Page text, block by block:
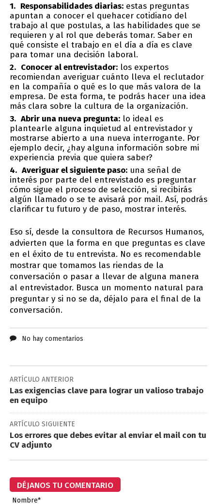
Responsabilidades diarias: estas preguntas
apuntan a conocer el quehacer cotidiano del
trabajo al que postulas, a las habilidades que se
requieren y al rol que deberás tomar. Saber en
qué consiste el trabajo en el día a día es clave
para tomar una decisión laboral.
Conocer al entrevistador: los expertos
recomiendan averiguar cuánto lleva el reclutador
en la compañía o qué es lo que más valora de la
empresa. De esta forma, te podrás hacer una idea
más clara sobre la cultura de la organización.
Abrir una nueva pregunta: lo ideal es
plantearle alguna inquietud al entrevistador y
mostrarse abierto a una nueva interrogante. Por
ejemplo decir, ¿hay alguna información sobre mi
experiencia previa que quiera saber?
Averiguar el siguiente paso: una señal de
interés por parte del entrevistado es preguntar
cómo sigue el proceso de selección, si recibirás
algún llamado o se te avisará por mail. Así, podrás
clarificar tu futuro y de paso, mostrar interés.
Eso sí, desde la consultora de Recursos Humanos,
advierten que la forma en que preguntas es clave
en el éxito de tu entrevista. No es recomendable
mostrar que tomamos las riendas de la
conversación o pasar a llevar de alguna manera
al entrevistador. Busca un momento natural para
preguntar y si no se da, déjalo para el final de la
conversación.
No hay comentarios
ARTÍCULO ANTERIOR
Las exigencias clave para lograr un valioso trabajo
en equipo
ARTÍCULO SIGUIENTE
Los errores que debes evitar al enviar el mail con tu
CV adjunto
DÉJANOS TU COMENTARIO
Nombre*